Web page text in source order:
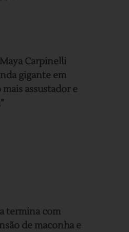
Carpinelli
gigante em
assustador e
termina com
de maconha e